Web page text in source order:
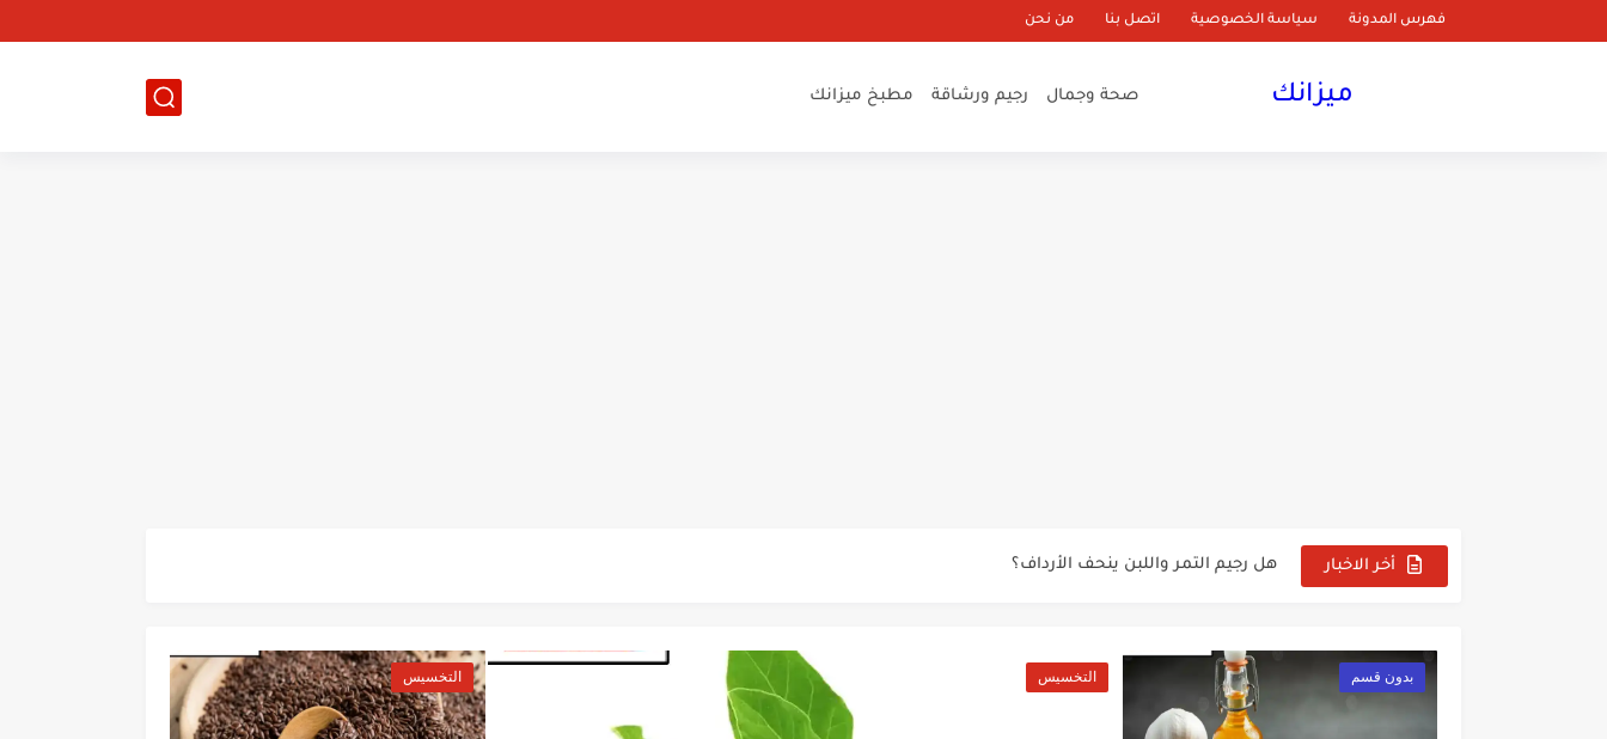
فهرس المدونة سياسة الخصوصية اتصل بنا من نحن
ميزانك صحة وجمال رجيم ورشاقة مطبخ ميزانك
أخر الاخبار هل رجيم التمر واللبن ينحف الأرداف؟
طريقة عمل الدونات بدون بيض وحليب
طريقة عمل الدونات منال العالم
التخسيس بدون قسم التخسيس